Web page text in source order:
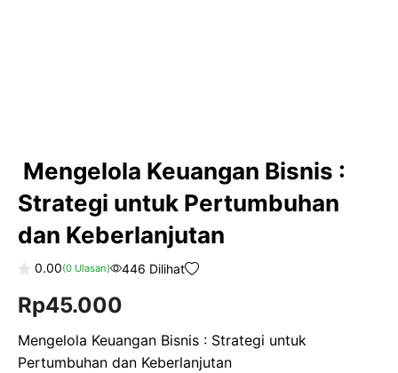
Mengelola Keuangan Bisnis :
Strategi untuk Pertumbuhan
dan Keberlanjutan
o
u
o
f
5
0.00(0Ulasan) 446 Dilihat
Rp45.000
Mengelola Keuangan Bisnis : Strategi untuk
Pertumbuhan dan Keberlanjutan